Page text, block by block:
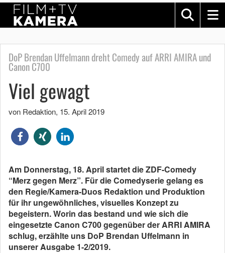
DoP Brendan Uffelmann dreht Comedy auf ARRI AMIRA und
Canon C700
Viel gewagt
von Redaktion, 15. April 2019
Am Donnerstag, 18. April startet die ZDF-Comedy
“Merz gegen Merz”. Für die Comedyserie gelang es
den Regie/Kamera-Duos Redaktion und Produktion
für ihr ungewöhnliches, visuelles Konzept zu
begeistern. Worin das bestand und wie sich die
eingesetzte Canon C700 gegenüber der ARRI AMIRA
schlug, erzählte uns DoP Brendan Uffelmann in
unserer Ausgabe 1-2/2019.